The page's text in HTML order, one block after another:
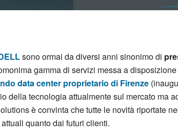
sono ormai da diversi anni sinonimo di
gamma di servizi messa a
data center proprietario di Firenze
della tecnologia attualmente sul mercato ma
è convinta che tutte le novità riportate
quanto dai futuri clienti.